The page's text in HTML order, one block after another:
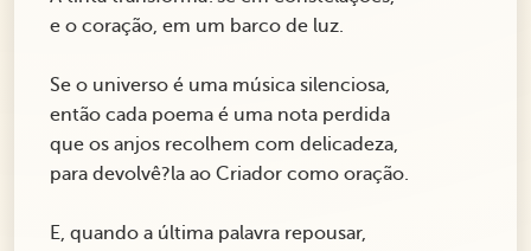
e o coração, em um barco de luz.
Se o universo é uma música silenciosa,
então cada poema é uma nota perdida
que os anjos recolhem com delicadeza,
para devolvê?la ao Criador como oração.
E, quando a última palavra repousar,